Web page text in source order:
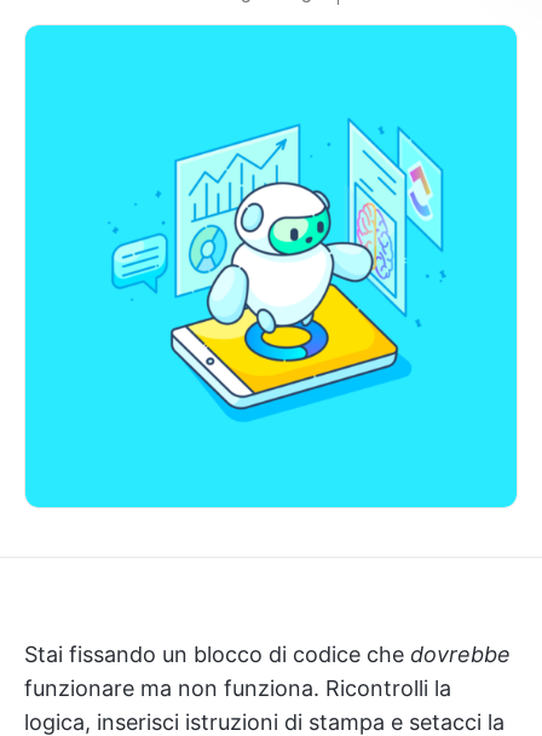
Stai fissando un blocco di codice che dovrebbe
funzionare ma non funziona. Ricontrolli la
logica, inserisci istruzioni di stampa e setacci la